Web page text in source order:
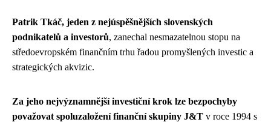
Patrik Tkáč, jeden z nejúspěšnějších slovenských
podnikatelů a investorů, zanechal nesmazatelnou stopu na
středoevropském finančním trhu řadou promyšlených investic a
strategických akvizic.
Za jeho nejvýznamnější investiční krok lze bezpochyby
považovat spoluzaložení finanční skupiny J&T v roce 1994 s